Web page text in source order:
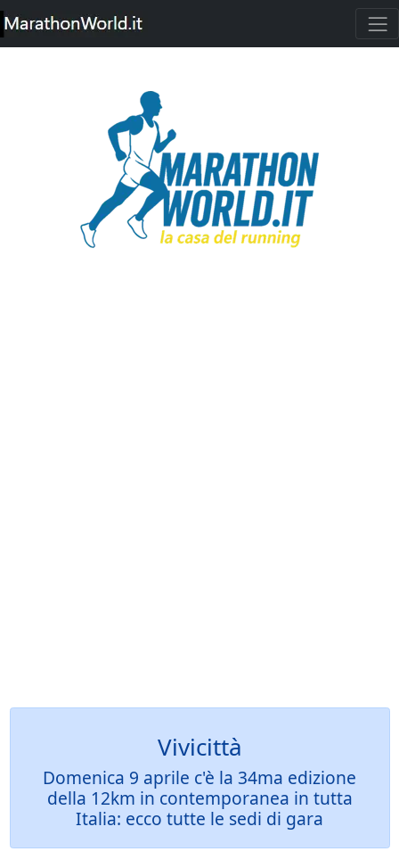
Vivicittà
Domenica 9 aprile c'è la 34ma edizione
della 12km in contemporanea in tutta
Italia: ecco tutte le sedi di gara